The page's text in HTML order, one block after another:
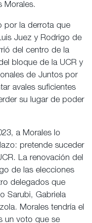
Morales.
por la derrota que
Juez y Rodrigo de
del centro de la
bloque de la UCR y
de Juntos por
avales suficientes
su lugar de poder
a Morales lo
pretende suceder
La renovación del
de las elecciones
delegados que
Sarubi, Gabriela
Morales tendría el
un voto que se